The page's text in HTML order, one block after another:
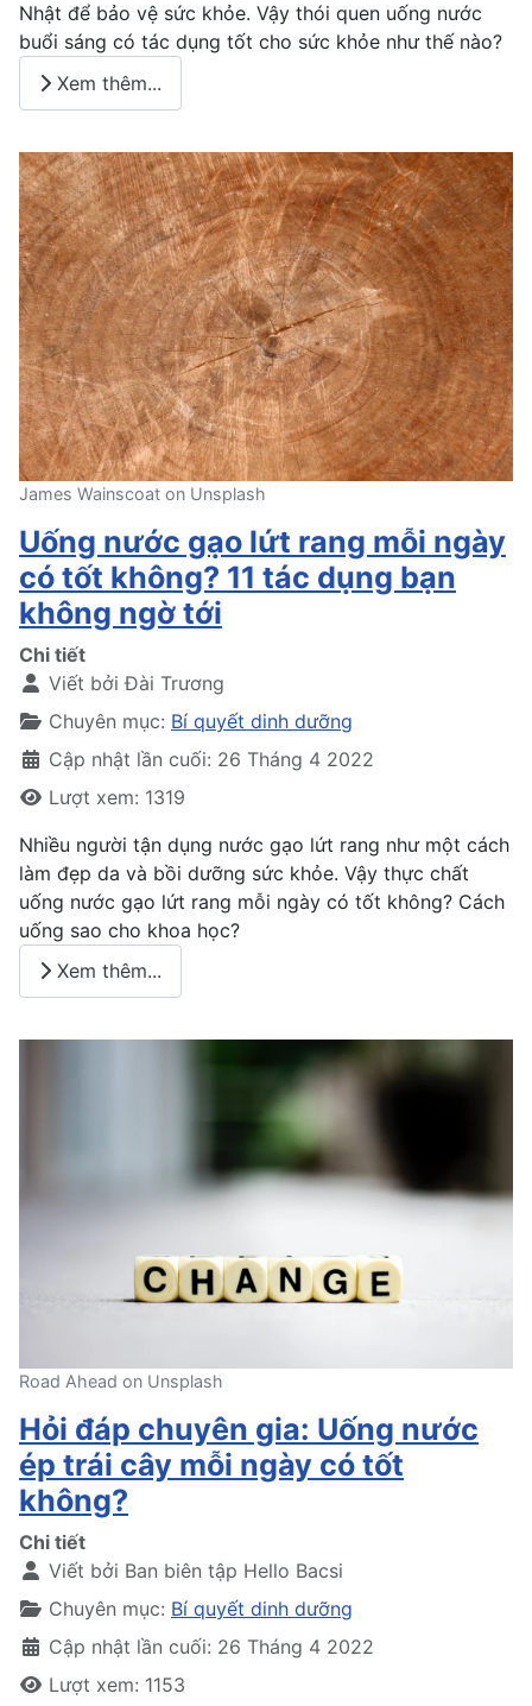
Nhật để bảo vệ sức khỏe. Vậy thói quen uống nước
buổi sáng có tác dụng tốt cho sức khỏe như thế nào?
Xem thêm...
James Wainscoat on Unsplash
Uống nước gạo lứt rang mỗi ngày
có tốt không? 11 tác dụng bạn
không ngờ tới
Chi tiết
Viết bởiĐài Trương
Chuyên mục: Bí quyết dinh dưỡng
Cập nhật lần cuối: 26 Tháng 4 2022
Lượt xem: 1319
Nhiều người tận dụng nước gạo lứt rang như một cách
làm đẹp da và bồi dưỡng sức khỏe. Vậy thực chất
uống nước gạo lứt rang mỗi ngày có tốt không? Cách
uống sao cho khoa học?
Xem thêm...
Road Ahead on Unsplash
Hỏi đáp chuyên gia: Uống nước
ép trái cây mỗi ngày có tốt
không?
Chi tiết
Viết bởi Ban biên tập Hello Bacsi
Chuyên mục: Bí quyết dinh dưỡng
Cập nhật lần cuối: 26 Tháng 4 2022
Lượt xem: 1153